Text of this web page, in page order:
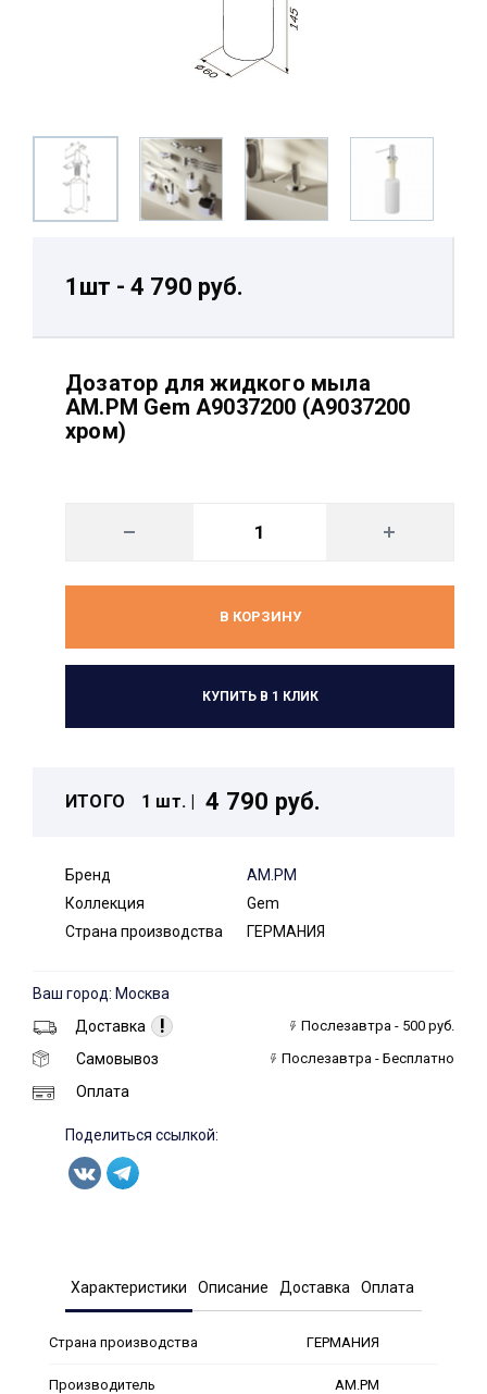
1шт - 4 790 руб.
Дозатор для жидкого мыла
AM.PM Gem A9037200 (A9037200
хром)
В КОРЗИНУ
КУПИТЬ В 1 КЛИК
ИТОГО 1 шт. | 4 790 руб.
Бренд
AM.PM
Коллекция
Gem
Страна производства
ГЕРМАНИЯ
Ваш город: Москва
Доставка
! Послезавтра - 500 руб.
Самовывоз Послезавтра - Бесплатно
Оплата
Поделиться ссылкой:
Характеристики Описание Доставка Оплата
Страна производства ГЕРМАНИЯ
Производитель AM.PM